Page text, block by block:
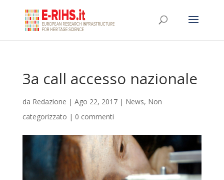
3a call accesso nazionale
da Redazione | Ago 22, 2017| News, Non
categorizzato | 0 commenti